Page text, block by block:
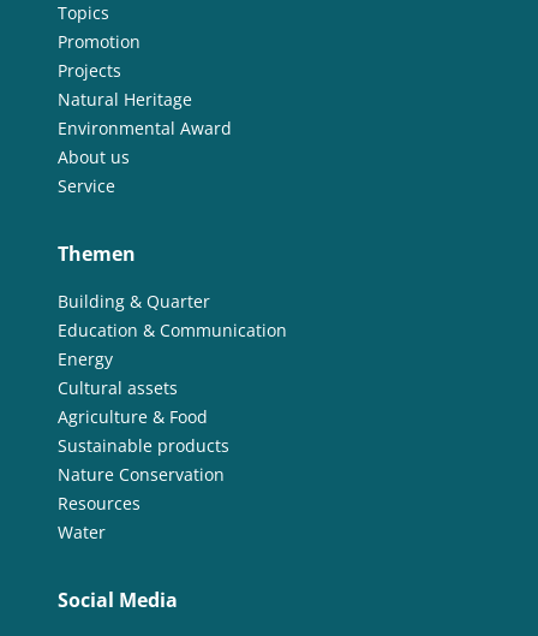
Topics
Promotion
Projects
Natural Heritage
Environmental Award
About us
Service
Themen
Building & Quarter
Education & Communication
Energy
Cultural assets
Agriculture & Food
Sustainable products
Nature Conservation
Resources
Water
Social Media